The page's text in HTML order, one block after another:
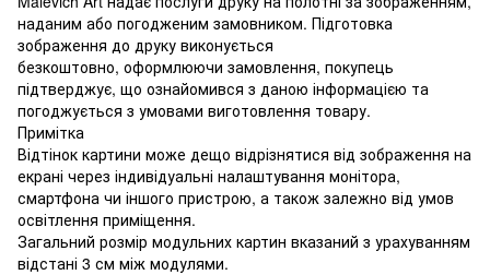
наданим або погодженим замовником. Підготовка
зображення до друку виконується
безкоштовно, оформлюючи замовлення, покупець
підтверджує, що ознайомився з даною інформацією та
погоджується з умовами виготовлення товару.
Примітка
Відтінок картини може дещо відрізнятися від зображення на
екрані через індивідуальні налаштування монітора,
смартфона чи іншого пристрою, а також залежно від умов
освітлення приміщення.
Загальний розмір модульних картин вказаний з урахуванням
відстані 3 см між модулями.